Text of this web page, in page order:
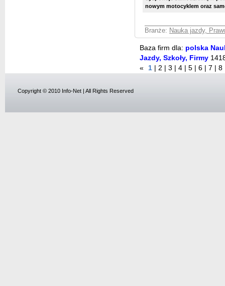
nowym motocyklem oraz
Branże: Nauka jazdy,
Baza firm dla: polska
Jazdy, Szkoły, Firmy
«
1 2 3 4 5 6 7 8
Copyright © 2010 Info-Net | All Rights Reserved